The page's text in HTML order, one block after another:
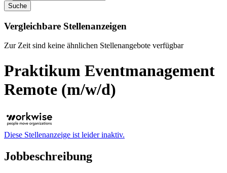
Suche
Vergleichbare Stellenanzeigen
Zur Zeit sind keine ähnlichen Stellenangebote verfügbar
Praktikum Eventmanagement
Remote (m/w/d)
Diese Stellenanzeige ist leider inaktiv.
Jobbeschreibung